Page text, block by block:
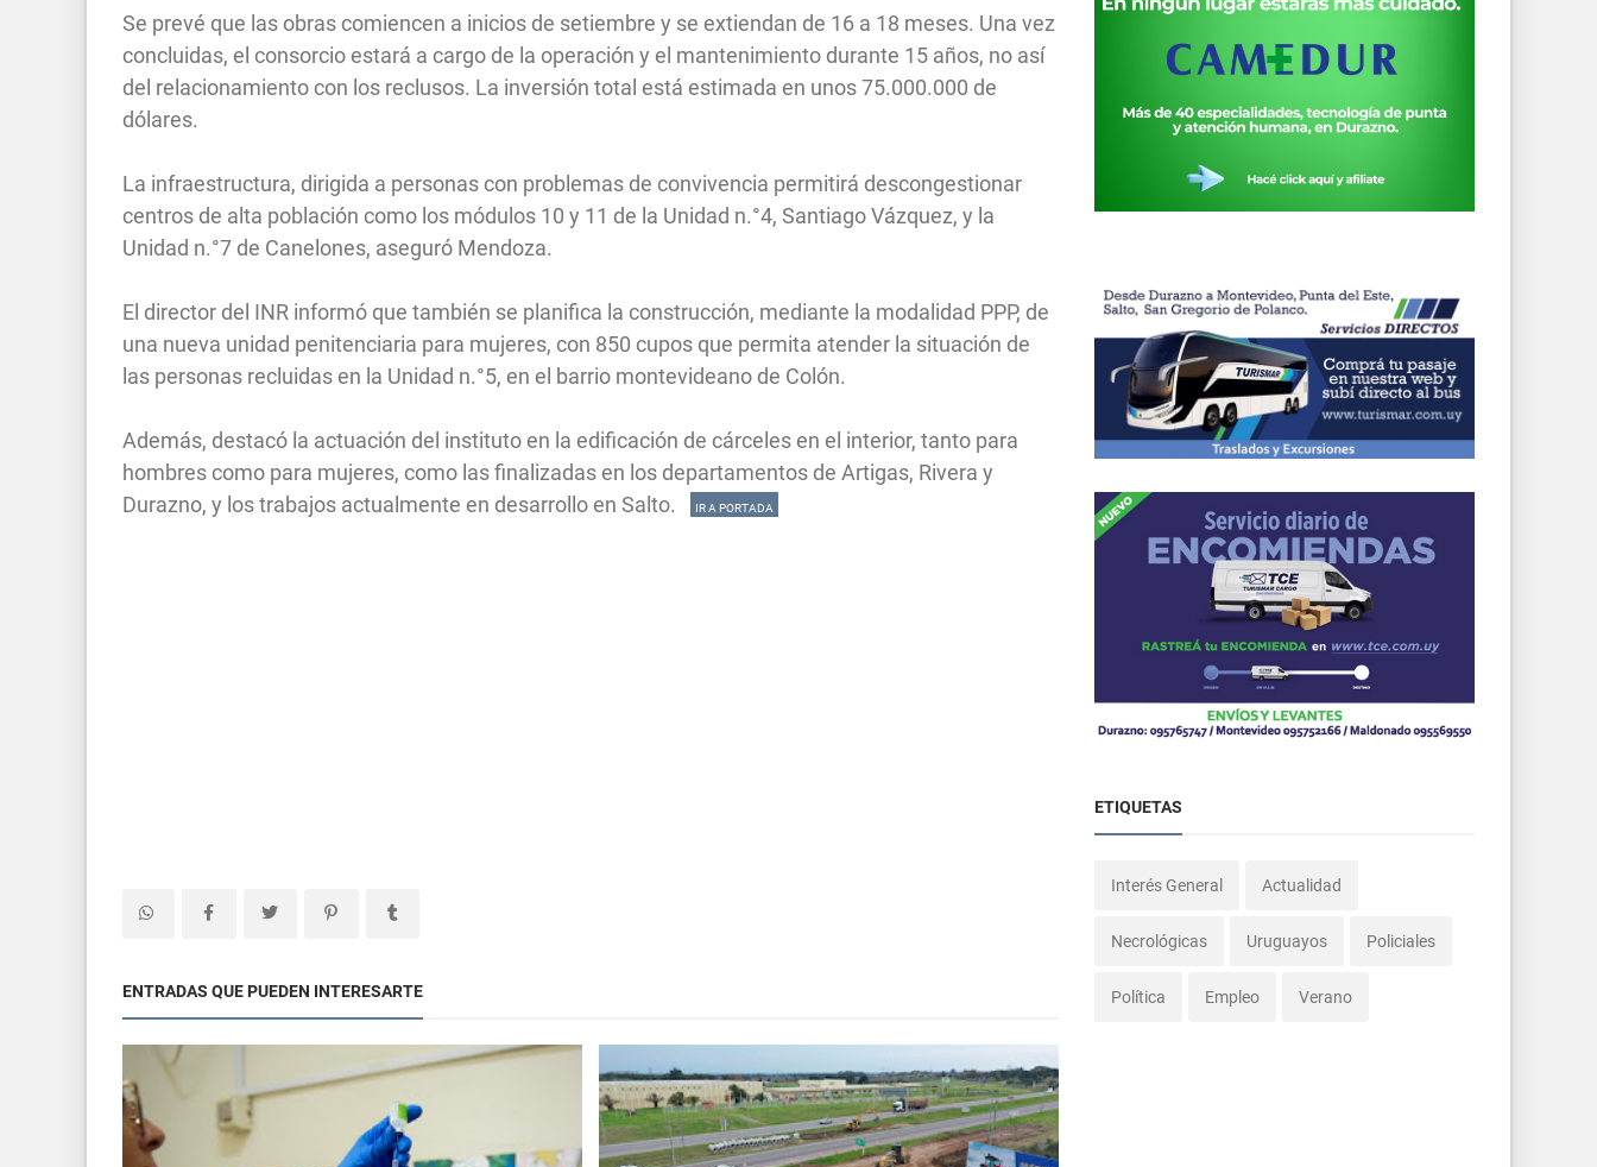
Se prevé que las obras comiencen a inicios de setiembre y se extiendan de 16 a 18 meses. Una vez
concluidas, el consorcio estará a cargo de la operación y el mantenimiento durante 15 años, no así
del relacionamiento con los reclusos. La inversión total está estimada en unos 75.000.000 de
dólares.
La infraestructura, dirigida a personas con problemas de convivencia permitirá descongestionar
centros de alta población como los módulos 10 y 11 de la Unidad n.°4, Santiago Vázquez, y la
Unidad n.°7 de Canelones, aseguró Mendoza.
El director del INR informó que también se planifica la construcción, mediante la modalidad PPP, de
una nueva unidad penitenciaria para mujeres, con 850 cupos que permita atender la situación de
las personas recluidas en la Unidad n.°5, en el barrio montevideano de Colón.
Además, destacó la actuación del instituto en la edificación de cárceles en el interior, tanto para
hombres como para mujeres, como las finalizadas en los departamentos de Artigas, Rivera y
Durazno, y los trabajos actualmente en desarrollo en Salto.
IR A PORTADA
ENTRADAS QUE PUEDEN INTERESARTE
ETIQUETAS
Interés General Actualidad
Necrológicas Uruguayos Policiales
Política Empleo Verano